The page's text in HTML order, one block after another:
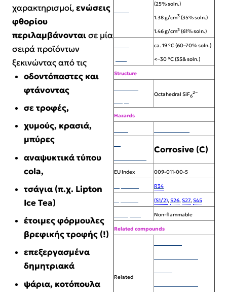
(25% soln.)
1.38 g/cm3 (35% soln.)
1.46 g/cm3 (61% soln.)
ca. 19 °C (60–70% soln.)
<−30 °C (35& soln.)
Structure
Octahedral SiF6
2−
Hazards
Corrosive (C)
EU Index 009-011-00-5
R34
(S1/2), S26, S27, S45
Non-flammable
Related compounds
Related
χαρακτηρισμοί,ενώσεις
φθορίου
περιλαμβάνονταισε μία
σειρά προϊόντων
ξεκινώντας από τις
οδοντόπαστες και
φτάνοντας
σε τροφές,
χυμούς, κρασιά,
μπύρες
αναψυκτικά τύπου
cola,
τσάγια (π.χ. Lipton
Ice Tea)
έτοιμες φόρμουλες
βρεφικής τροφής (!)
επεξεργασμένα
δημητριακά
ψάρια, κοτόπουλα